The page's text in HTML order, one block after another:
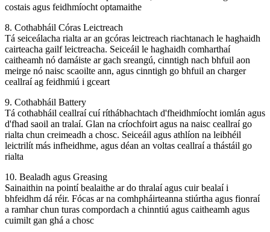
costais agus feidhmíocht optamaithe
8. Cothabháil Córas Leictreach
Tá seiceálacha rialta ar an gcóras leictreach riachtanach le haghaidh
cairteacha gailf leictreacha. Seiceáil le haghaidh comharthaí
caitheamh nó damáiste ar gach sreangú, cinntigh nach bhfuil aon
meirge nó naisc scaoilte ann, agus cinntigh go bhfuil an charger
ceallraí ag feidhmiú i gceart
9. Cothabháil Battery
Tá cothabháil ceallraí cuí ríthábhachtach d'fheidhmíocht iomlán agus
d'fhad saoil an tralaí. Glan na críochfoirt agus na naisc ceallraí go
rialta chun creimeadh a chosc. Seiceáil agus athlíon na leibhéil
leictrilít más infheidhme, agus déan an voltas ceallraí a thástáil go
rialta
10. Bealadh agus Greasing
Sainaithin na pointí bealaithe ar do thralaí agus cuir bealaí i
bhfeidhm dá réir. Fócas ar na comhpháirteanna stiúrtha agus fionraí
a ramhar chun turas compordach a chinntiú agus caitheamh agus
cuimilt gan ghá a chosc